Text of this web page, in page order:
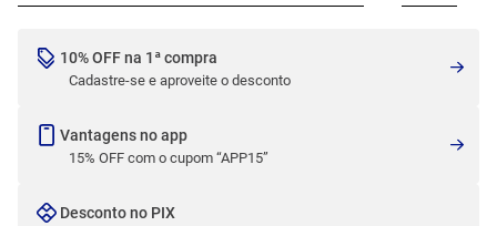
10% OFF na 1ª compra
Cadastre-se e aproveite o desconto
Vantagens no app
15% OFF com o cupom “APP15”
Desconto no PIX